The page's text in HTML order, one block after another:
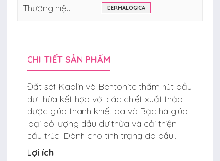
Thương hiệu DERMALOGICA
CHI TIẾT SẢN PHẨM
Đất sét Kaolin và Bentonite thấm hút dầu
dư thừa kết hợp với các chiết xuất thảo
dược giúp thanh khiết da và Bạc hà giúp
loại bỏ lượng dầu dư thừa và cải thiện
cấu trúc. Dành cho tình trạng da dầu..
Lợi ích